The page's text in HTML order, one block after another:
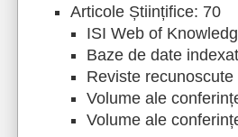
Articole Științifice: 70
ISI Web of
Baze de date
Reviste
Volume ale
Volume ale